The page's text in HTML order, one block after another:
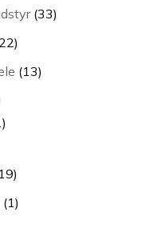
3333
2222
varer
1313
1
1919
varer
11